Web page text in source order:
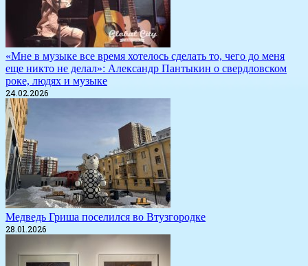
«Мне в музыке все время хотелось сделать то, чего до меня
еще никто не делал»: Александр Пантыкин о свердловском
роке, людях и музыке
24.02.2026
Медведь Гриша поселился во Втузгородке
28.01.2026